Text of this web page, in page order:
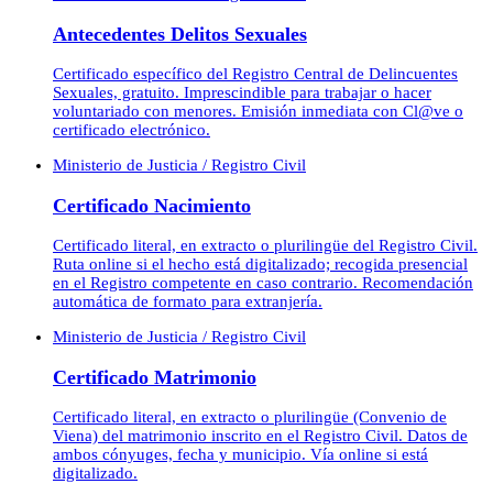
Antecedentes Delitos Sexuales
Certificado específico del Registro Central de Delincuentes
Sexuales, gratuito. Imprescindible para trabajar o hacer
voluntariado con menores. Emisión inmediata con Cl@ve o
certificado electrónico.
Ministerio de Justicia / Registro Civil
Certificado Nacimiento
Certificado literal, en extracto o plurilingüe del Registro Civil.
Ruta online si el hecho está digitalizado; recogida presencial
en el Registro competente en caso contrario. Recomendación
automática de formato para extranjería.
Ministerio de Justicia / Registro Civil
Certificado Matrimonio
Certificado literal, en extracto o plurilingüe (Convenio de
Viena) del matrimonio inscrito en el Registro Civil. Datos de
ambos cónyuges, fecha y municipio. Vía online si está
digitalizado.